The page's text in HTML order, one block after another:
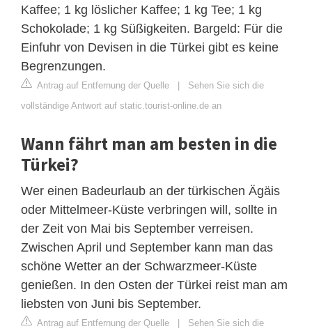
Kaffee; 1 kg löslicher Kaffee; 1 kg Tee; 1 kg
Schokolade; 1 kg Süßigkeiten. Bargeld: Für die
Einfuhr von Devisen in die Türkei gibt es keine
Begrenzungen.
Antrag auf Entfernung der Quelle | Sehen Sie sich die
vollständige Antwort auf static.tourist-online.de an
Wann fährt man am besten in die
Türkei?
Wer einen Badeurlaub an der türkischen Ägäis
oder Mittelmeer-Küste verbringen will, sollte in
der Zeit von Mai bis September verreisen.
Zwischen April und September kann man das
schöne Wetter an der Schwarzmeer-Küste
genießen. In den Osten der Türkei reist man am
liebsten von Juni bis September.
Antrag auf Entfernung der Quelle | Sehen Sie sich die